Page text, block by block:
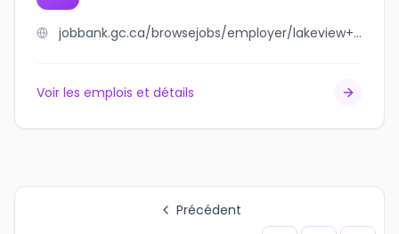
jobbank.gc.ca/browsejobs/employer/lakeview+homes/ca
Voir les emplois et détails
Précédent